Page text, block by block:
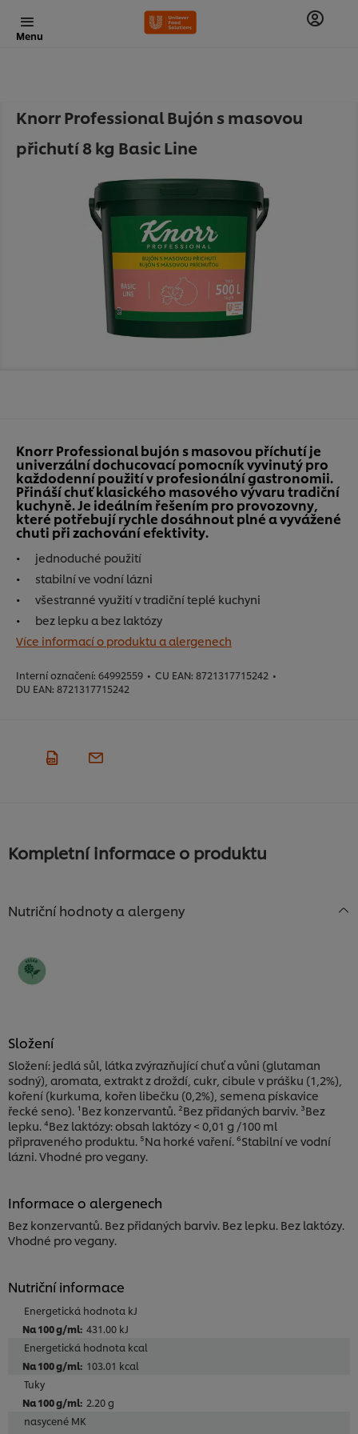
Menu
Knorr Professional Bujón s masovou
přichutí 8 kg Basic Line
Knorr Professional bujón s masovou příchutí je
univerzální dochucovací pomocník vyvinutý pro
každodenní použití v profesionální gastronomii.
Přináší chuť klasického masového vývaru tradiční
kuchyně. Je ideálním řešením pro provozovny,
které potřebují rychle dosáhnout plné a vyvážené
chuti při zachování efektivity.
jednoduché použití
stabilní ve vodní lázni
všestranné využití v tradiční teplé kuchyni
bez lepku a bez laktózy
Více informací o produktu a alergenech
Interní označení: 64992559 • CU EAN: 8721317715242 •
DU EAN: 8721317715242
Kompletní informace o produktu
Nutriční hodnoty a alergeny
Složení
Složení: jedlá sůl, látka zvýrazňující chuť a vůni (glutaman
sodný), aromata, extrakt z droždí, cukr, cibule v prášku (1,2%),
koření (kurkuma, kořen libečku (0,2%), semena pískavice
řecké seno). ¹Bez konzervantů. ²Bez přidaných barviv. ³Bez
lepku. ⁴Bez laktózy: obsah laktózy < 0,01 g /100 ml
připraveného produktu. ⁵Na horké vaření. ⁶Stabilní ve vodní
lázni. Vhodné pro vegany.
Informace o alergenech
Bez konzervantů. Bez přidaných barviv. Bez lepku. Bez laktózy.
Vhodné pro vegany.
Nutriční informace
Energetická hodnota kJ
431.00 kJ
Energetická hodnota kcal
103.01 kcal
Tuky
2.20 g
nasycené MK